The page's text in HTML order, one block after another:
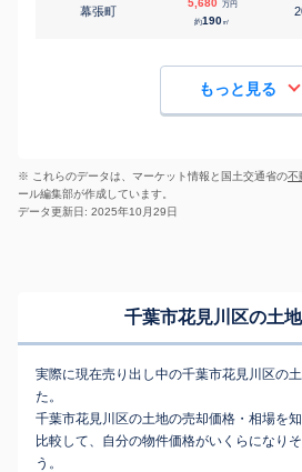
幕張町
万円
約190㎡
もっと見る
※ これらのデータは、マーケット情報と国土交通省の不
ール編集部が作成しています。
データ更新日: 2025年10月29日
千葉市花見川区の土
実際に現在売り出し中の千葉市花見川区の
た。
千葉市花見川区の土地の売却価格・相場を
比較して、自分の物件価格がいくらになり
う。